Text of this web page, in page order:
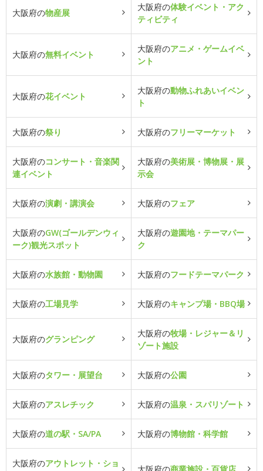
大阪府の物産展
大阪府の体験イベント・アク
ティビティ
大阪府の無料イベント
大阪府のアニメ・ゲームイベ
ント
大阪府の花イベント
大阪府の動物ふれあいイベン
ト
大阪府の祭り 大阪府のフリーマーケット
大阪府のコンサート・音楽関
連イベント
大阪府の美術展・博物展・展
示会
大阪府の演劇・講演会 大阪府のフェア
大阪府のGW(ゴールデンウィ
ーク)観光スポット
大阪府の遊園地・テーマパー
ク
大阪府の水族館・動物園 大阪府のフードテーマパーク
大阪府の工場見学 大阪府のキャンプ場・BBQ場
大阪府のグランピング
大阪府の牧場・レジャー＆リ
ゾート施設
大阪府のタワー・展望台 大阪府の公園
大阪府のアスレチック 大阪府の温泉・スパリゾート
大阪府の道の駅・SA/PA 大阪府の博物館・科学館
大阪府のアウトレット・ショ
大阪府の商業施設・百貨店